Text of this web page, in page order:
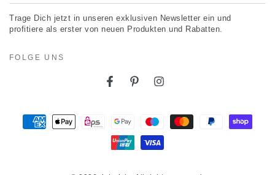
Mail
hier
Trage Dich jetzt in unseren exklusiven Newsletter ein und
profitiere als erster von neuen Produkten und Rabatten.
FOLGE UNS
FacebookPinterestInstagram
Zahlungsmöglichkeiten